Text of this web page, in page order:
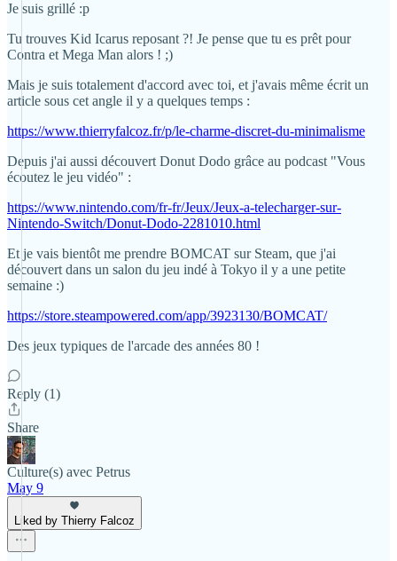
Je suis grillé :p
Tu trouves Kid Icarus reposant ?! Je pense que tu es prêt pour
Contra et Mega Man alors ! ;)
Mais je suis totalement d'accord avec toi, et j'avais même écrit un
article sous cet angle il y a quelques temps :
https://www.thierryfalcoz.fr/p/le-charme-discret-du-minimalisme
Depuis j'ai aussi découvert Donut Dodo grâce au podcast "Vous
écoutez le jeu vidéo" :
https://www.nintendo.com/fr-fr/Jeux/Jeux-a-telecharger-sur-
Nintendo-Switch/Donut-Dodo-2281010.html
Et je vais bientôt me prendre BOMCAT sur Steam, que j'ai
découvert dans un salon du jeu indé à Tokyo il y a une petite
semaine :)
https://store.steampowered.com/app/3923130/BOMCAT/
Des jeux typiques de l'arcade des années 80 !
Reply (1)
Share
Culture(s) avec Petrus
May 9
Liked by Thierry Falcoz